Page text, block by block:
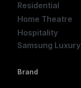
Residential
Home Theatre
Hospitality
Samsung Luxury
Brand